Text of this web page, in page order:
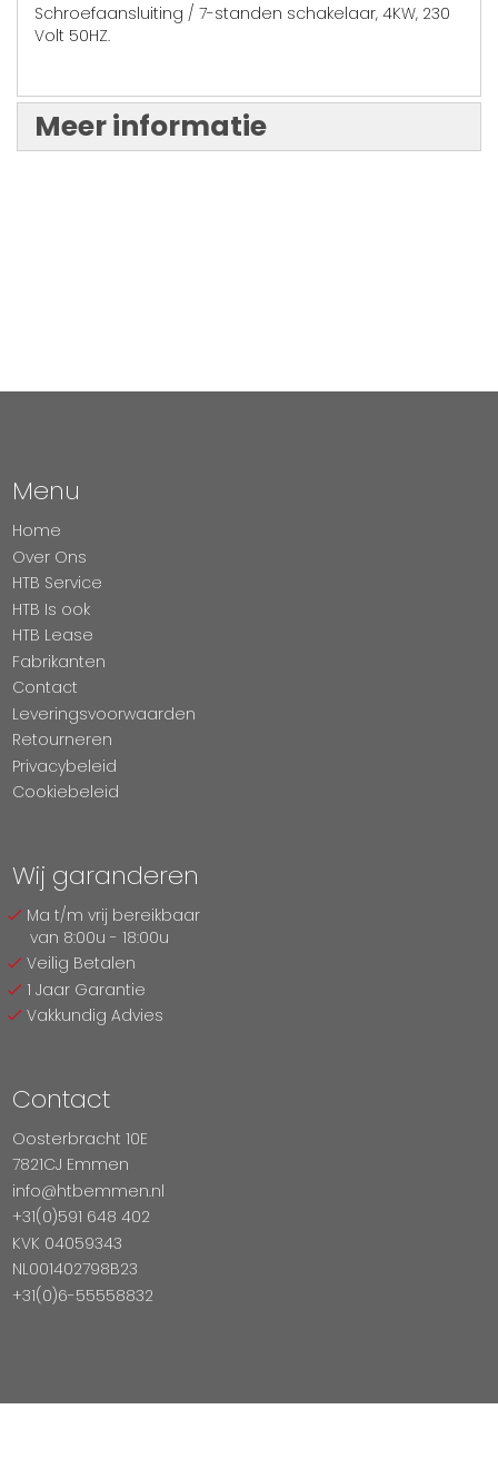
Schroefaansluiting / 7-standen schakelaar, 4KW, 230
Volt 50HZ.
Meer informatie
Menu
Home
Over Ons
HTB Service
HTB Is ook
HTB Lease
Fabrikanten
Contact
Leveringsvoorwaarden
Retourneren
Privacybeleid
Cookiebeleid
Wij garanderen
Ma t/m vrij bereikbaar
van 8:00u - 18:00u
Veilig Betalen
1 Jaar Garantie
Vakkundig Advies
Contact
Oosterbracht 10E
7821CJ Emmen
info@htbemmen.nl
+31(0)591 648 402
KVK 04059343
NL001402798B23
+31(0)6-55558832